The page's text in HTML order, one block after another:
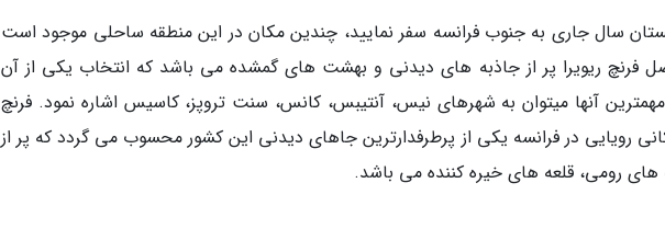
سال جاری به جنوب فرانسه سفر نمایید، چندین مکان در این منطقه ساحلی موجود است
فرنچ ریویرا پر از جاذبه های دیدنی و بهشت های گمشده می باشد که انتخاب یکی از آن
آنها میتوان به شهرهای نیس، آنتیبس، کانس، سنت تروپز، کاسیس اشاره نمود. فرنچ
رویایی در فرانسه یکی از پرطرفدارترین جاهای دیدنی این کشور محسوب می گردد که پر از
رومی، قلعه های خیره کننده می باشد.